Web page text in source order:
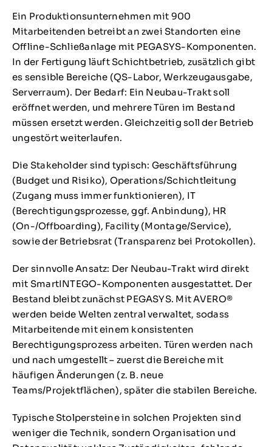
Ein Produktionsunternehmen mit 900
Mitarbeitenden betreibt an zwei Standorten eine
Offline-Schließanlage mit PEGASYS-Komponenten.
In der Fertigung läuft Schichtbetrieb, zusätzlich gibt
es sensible Bereiche (QS-Labor, Werkzeugausgabe,
Serverraum). Der Bedarf: Ein Neubau-Trakt soll
eröffnet werden, und mehrere Türen im Bestand
müssen ersetzt werden. Gleichzeitig soll der Betrieb
ungestört weiterlaufen.
Die Stakeholder sind typisch: Geschäftsführung
(Budget und Risiko), Operations/Schichtleitung
(Zugang muss immer funktionieren), IT
(Berechtigungsprozesse, ggf. Anbindung), HR
(On-/Offboarding), Facility (Montage/Service),
sowie der Betriebsrat (Transparenz bei Protokollen).
Der sinnvolle Ansatz: Der Neubau-Trakt wird direkt
mit SmartINTEGO-Komponenten ausgestattet. Der
Bestand bleibt zunächst PEGASYS. Mit AVERO®
werden beide Welten zentral verwaltet, sodass
Mitarbeitende mit einem konsistenten
Berechtigungsprozess arbeiten. Türen werden nach
und nach umgestellt – zuerst die Bereiche mit
häufigen Änderungen (z. B. neue
Teams/Projektflächen), später die stabilen Bereiche.
Typische Stolpersteine in solchen Projekten sind
weniger die Technik, sondern Organisation und